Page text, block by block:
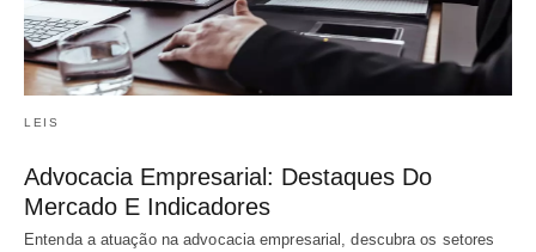
LEIS
Advocacia Empresarial: Destaques Do
Mercado E Indicadores
Entenda a atuação na advocacia empresarial, descubra os setores